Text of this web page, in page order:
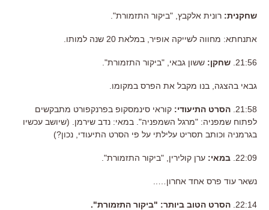
שחקנית: רונית אלקבץ, "ביקור התזמורת".
אתנחתא: מחווה לשייקה אופיר, במלאת 20 שנה למותו.
21:56. שחקן: ששון גבאי, "ביקור התזמורת".
גבאי בהצגה, בנו מקבל את הפרס במקומו.
21:58. הסרט התיעודי: קוראי סינמסקופ בפרנקפורט מתבקשים
לפתוח שמפניה: "מרגל השמפניה". במאי: נדב שירמן. (שיושב עכשיו
בגרמניה וכותב תסריט עלילתי על פי הסרט התיעודי, נכון?)
22:09. במאי: ערן קולירין, "ביקור התזמורת".
נשאר עוד פרס אחד אחרון…..
22:14. הסרט הטוב ביותר: "ביקור התזמורת".